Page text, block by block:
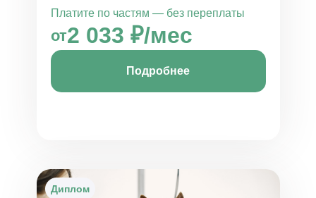
Платите по частям — без переплаты
от2 033 ₽/мес
Подробнее
Диплом